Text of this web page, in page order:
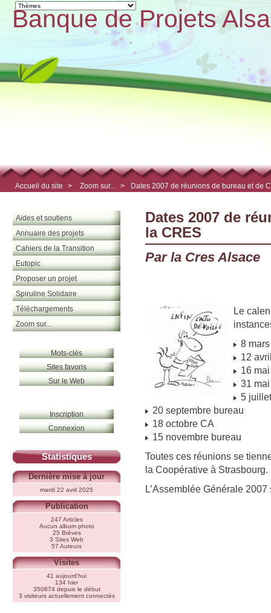
Banque de Projets
Accueil du site > Zoom sur... > Dates 2007 de réunions de bureau et de
Dates 2007 de
la CRES
Par la Cres Alsace
Le
8
12
16
31
5
20 septembre bureau
18 octobre CA
15 novembre bureau
Toutes ces réunions se
la Coopérative à Strasbourg.
L’Assemblée Générale
Aides et soutiens
Annuaire des projets
Cahiers de la Transition
Eutopic
Proposer un projet
Spiruline Solidaire
Téléchargements
Zoom sur...
Mots-clés
Sites favoris
Sur le Web
Inscription
Connexion
Statistiques
Dernière mise à jour
mardi 22 avril 2025
Publication
247 Articles
Aucun album photo
25 Brèves
3 Sites Web
57 Auteurs
Visites
41 aujourd'hui
134 hier
350874 depuis le début
3 visiteurs actuellement connectés